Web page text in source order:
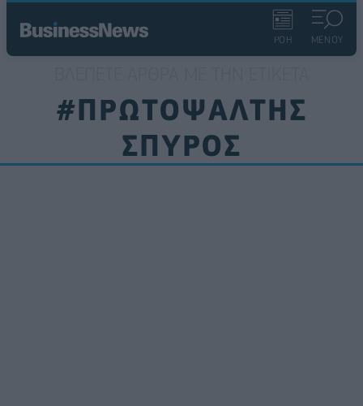
ΡΟΗ ΜΕΝΟΥ
#ΠΡΩΤΟΨΑΛΤΗΣ
ΣΠΥΡΟΣ